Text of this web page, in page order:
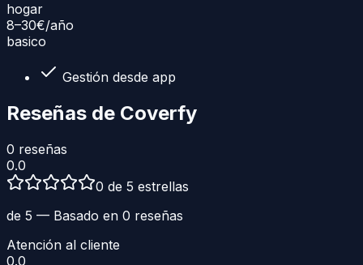
hogar
8–30€/año
basico
Gestión desde app
Reseñas de Coverfy
0 reseñas
0.0
0 de 5 estrellas
de 5 — Basado en 0 reseñas
Atención al cliente
0.0